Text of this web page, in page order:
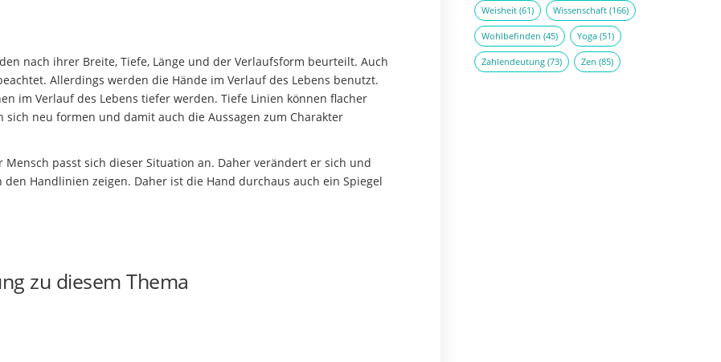
nach ihrer Breite, Tiefe, Länge und der Verlaufsform beurteilt. Auch
Allerdings werden die Hände im Verlauf des Lebens benutzt.
im Verlauf des Lebens tiefer werden. Tiefe Linien können flacher
neu formen und damit auch die Aussagen zum Charakter
passt sich dieser Situation an. Daher verändert er sich und
Handlinien zeigen. Daher ist die Hand durchaus auch ein Spiegel
zu diesem Thema
Weisheit (61) Wissenschaft (166)
Wohlbefinden (45) Yoga (51)
Zahlendeutung (73) Zen (85)